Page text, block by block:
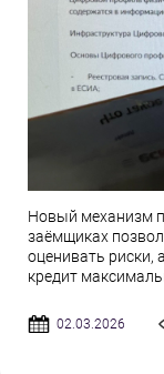
Новый механизм
заёмщиках
оценивать риски,
кредит
02.03.2026